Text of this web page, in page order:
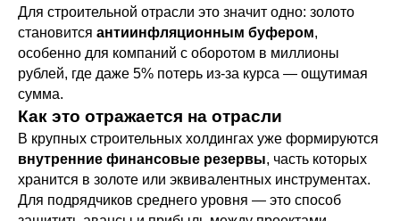
Для строительной отрасли это значит одно: золото
становится антиинфляционным буфером,
особенно для компаний с оборотом в миллионы
рублей, где даже 5% потерь из-за курса — ощутимая
сумма.
Как это отражается на отрасли
В крупных строительных холдингах уже формируются
внутренние финансовые резервы, часть которых
хранится в золоте или эквивалентных инструментах.
Для подрядчиков среднего уровня — это способ